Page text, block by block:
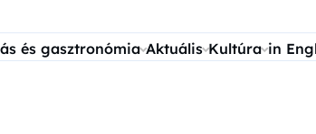
és gasztronómia Aktuális Kultúra in